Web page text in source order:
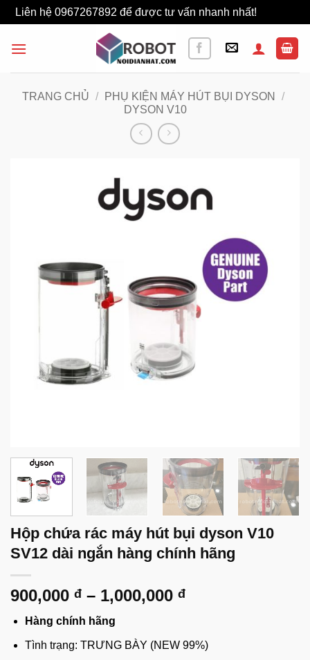
Liên hệ 0967267892 để được tư vấn nhanh nhất!
qua
TRANG CHỦ
/ PHỤ KIỆN MÁY HÚT BỤI DYSON
/
DYSON V10
Hộp chứa rác máy hút bụi dyson V10
SV12 dài ngắn hàng chính hãng
900,000 đ – 1,000,000 đKhoảng
900,000 đ
Hàng chính hãng
Tình trạng: TRƯNG BÀY (NEW 99%)